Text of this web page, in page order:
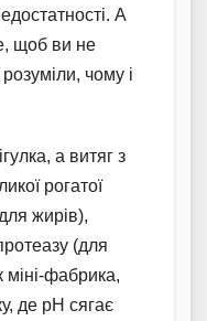
А
щоб ви не
чому і
а витяг з
рогатої
жирів),
(для
міні-фабрика,
де pH сягає